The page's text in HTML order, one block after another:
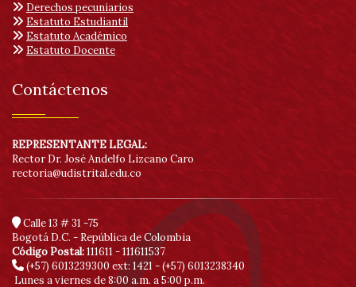
Derechos pecuniarios
Estatuto Estudiantil
Estatuto Académico
Estatuto Docente
Contáctenos
REPRESENTANTE LEGAL:
Rector Dr. José Andelfo Lizcano Caro
rectoria@udistrital.edu.co
Calle 13 # 31 -75
Bogotá D.C. - República de Colombia
Código Postal:111611 - 111611537
(+57) 6013239300 ext: 1421 - (+57) 6013238340
Lunes a viernes de 8:00 a.m. a 5:00 p.m.